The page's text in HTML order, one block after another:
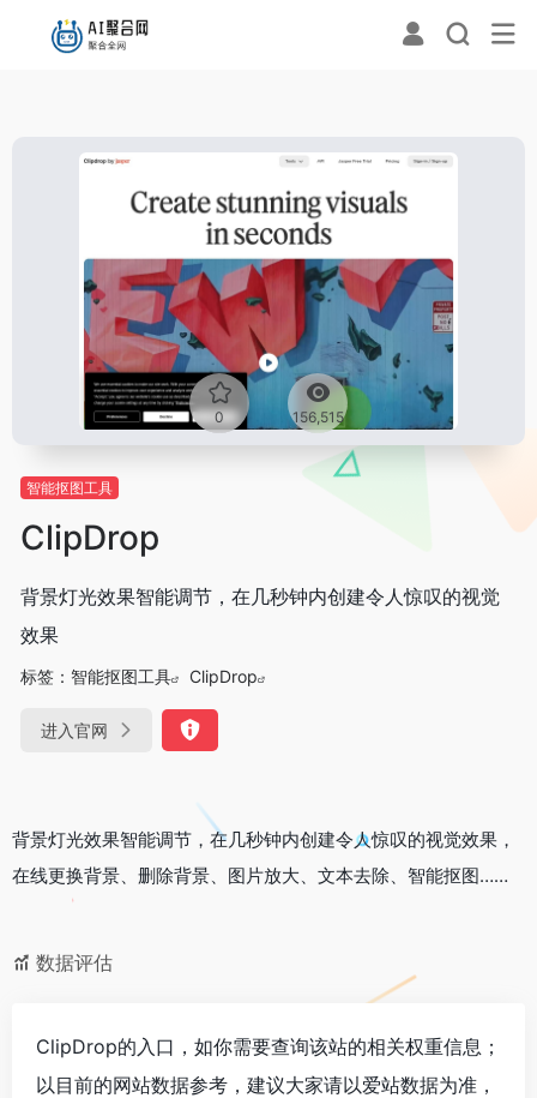
0 156,515
智能抠图工具
ClipDrop
背景灯光效果智能调节，在几秒钟内创建令人惊叹的视觉
效果
标签： 智能抠图工具 ClipDrop
进入官网
背景灯光效果智能调节，在几秒钟内创建令人惊叹的视觉效果，
在线更换背景、删除背景、图片放大、文本去除、智能抠图……
数据评估
ClipDrop的入口，如你需要查询该站的相关权重信息；
以目前的网站数据参考，建议大家请以爱站数据为准，